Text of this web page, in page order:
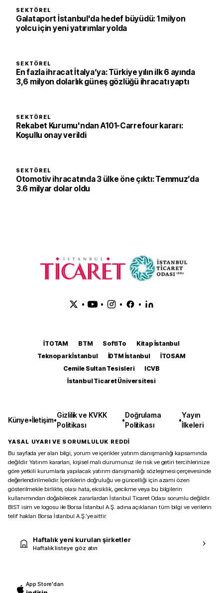
SEKTÖREL
Galataport İstanbul'da hedef büyüdü: 1 milyon
yolcu için yeni yatırımlar yolda
SEKTÖREL
En fazla ihracat İtalya’ya: Türkiye yılın ilk 6 ayında
3,6 milyon dolarlık güneş gözlüğü ihracatı yaptı
SEKTÖREL
Rekabet Kurumu'ndan A101-Carrefour kararı:
Koşullu onay verildi
SEKTÖREL
Otomotiv ihracatında 3 ülke öne çıktı: Temmuz’da
3.6 milyar dolar oldu
• • • •
İTOTAM BTM SoftITo
Kitap İstanbul
Teknopark İstanbul
İDTM İstanbul
İTOSAM
Cemile Sultan Tesisleri
ICVB
İstanbul Ticaret Üniversitesi
Künye•İletişim•
Gizlilik ve KVKK
Politikası
•
Doğrulama
Politikası
•
Yayın
İlkeleri
YASAL UYARI VE SORUMLULUK REDDİ
Bu sayfada yer alan bilgi, yorum ve içerikler yatırım danışmanlığı kapsamında
değildir. Yatırım kararları, kişisel mali durumunuz ile risk ve getiri tercihlerinize
göre yetkili kurumlarla yapılacak yatırım danışmanlığı sözleşmesi çerçevesinde
değerlendirilmelidir. İçeriklerin doğruluğu ve güncelliği için azami özen
gösterilmekle birlikte, olası hata, eksiklik, gecikme veya bu bilgilerin
kullanımından doğabilecek zararlardan İstanbul Ticaret Odası sorumlu değildir.
BIST isim ve logosu ile Borsa İstanbul A.Ş. adına açıklanan tüm bilgi ve verilerin
telif hakları Borsa İstanbul A.Ş.’ye aittir.
Haftalık yeni kurulan şirketler
Haftalık listeye göz atın
App Store'dan